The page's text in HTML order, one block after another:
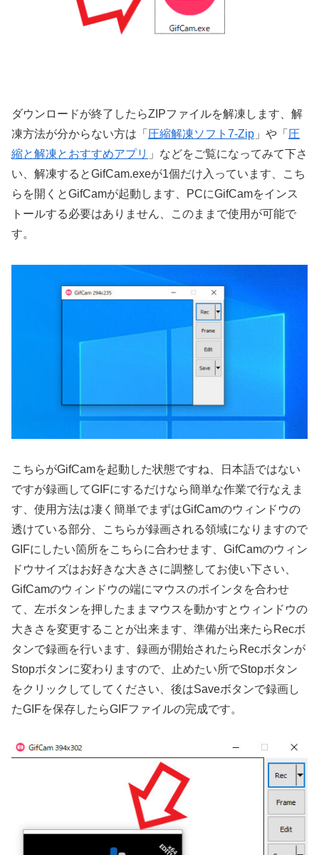
ダウンロードが終了したらZIPファイルを解凍します、解
凍方法が分からない方は「 圧縮解凍ソフト7-Zip 」や「 圧
縮と解凍とおすすめアプリ 」などをご覧になってみて下さ
い、解凍するとGifCam.exeが1個だけ入っています、こち
らを開くとGifCamが起動します、PCにGifCamをインス
トールする必要はありません、このままで使用が可能で
す。
こちらがGifCamを起動した状態ですね、日本語ではない
ですが録画してGIFにするだけなら簡単な作業で行なえま
す、使用方法は凄く簡単でまずはGifCamのウィンドウの
透けている部分、こちらが録画される領域になりますので
GIFにしたい箇所をこちらに合わせます、GifCamのウィン
ドウサイズはお好きな大きさに調整してお使い下さい、
GifCamのウィンドウの端にマウスのポインタを合わせ
て、左ボタンを押したままマウスを動かすとウィンドウの
大きさを変更することが出来ます、準備が出来たらRecボ
タンで録画を行います、録画が開始されたらRecボタンが
Stopボタンに変わりますので、止めたい所でStopボタン
をクリックしてしてください、後はSaveボタンで録画し
たGIFを保存したらGIFファイルの完成です。